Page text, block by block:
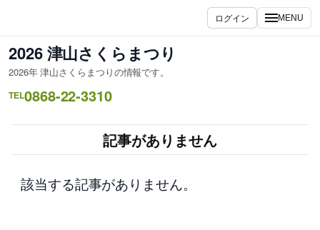
を
ス
キ
ッ
ログイン MENU
2026 津山さくらまつり
2026年 津山さくらまつりの情報です。
TEL0868-22-3310
記事がありません
該当する記事がありません。